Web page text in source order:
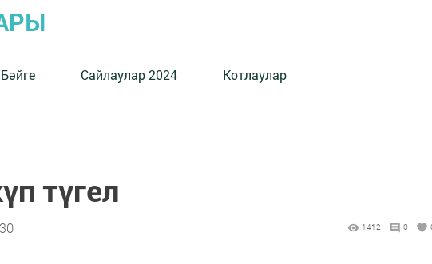
Бәйге Сайлаулар 2024 Котлаулар
түгел
1412 0